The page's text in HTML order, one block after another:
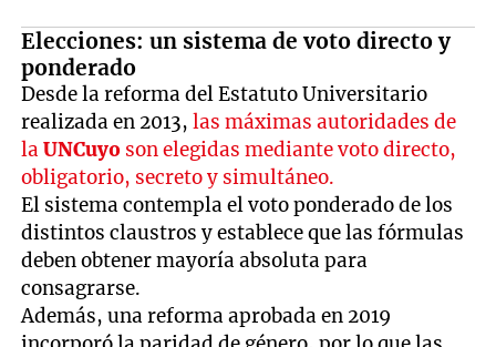
Elecciones: un sistema de voto directo y
ponderado
Desde la reforma del Estatuto Universitario
realizada en 2013, las máximas autoridades de
laUNCuyo son elegidas mediante voto directo,
obligatorio, secreto y simultáneo.
El sistema contempla el voto ponderado de los
distintos claustros y establece que las fórmulas
deben obtener mayoría absoluta para
consagrarse.
Además, una reforma aprobada en 2019